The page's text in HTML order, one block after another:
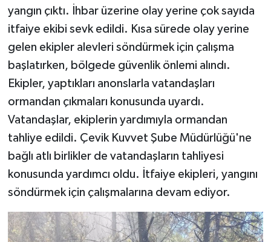
yangın çıktı. İhbar üzerine olay yerine çok sayıda
itfaiye ekibi sevk edildi. Kısa sürede olay yerine
gelen ekipler alevleri söndürmek için çalışma
başlatırken, bölgede güvenlik önlemi alındı.
Ekipler, yaptıkları anonslarla vatandaşları
ormandan çıkmaları konusunda uyardı.
Vatandaşlar, ekiplerin yardımıyla ormandan
tahliye edildi. Çevik Kuvvet Şube Müdürlüğü'ne
bağlı atlı birlikler de vatandaşların tahliyesi
konusunda yardımcı oldu. İtfaiye ekipleri, yangını
söndürmek için çalışmalarına devam ediyor.